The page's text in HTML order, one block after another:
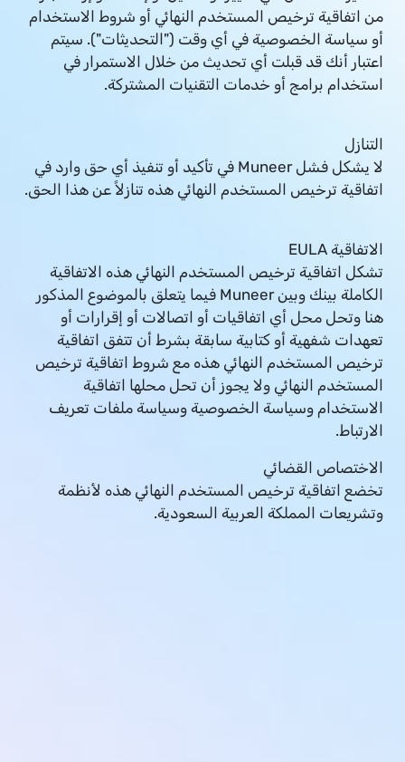
من اتفاقية ترخيص المستخدم النهائي أو شروط الاستخدام
أو سياسة الخصوصية في أي وقت ("التحديثات"). سيتم
اعتبار أنك قد قبلت أي تحديث من خلال الاستمرار في
استخدام برامج أو خدمات التقنيات المشتركة.
التنازل
لا يشكل فشل Muneer في تأكيد أو تنفيذ أي حق وارد في
اتفاقية ترخيص المستخدم النهائي هذه تنازلاً عن هذا الحق.
الاتفاقية EULA
تشكل اتفاقية ترخيص المستخدم النهائي هذه الاتفاقية
الكاملة بينك وبين Muneer فيما يتعلق بالموضوع المذكور
هنا وتحل محل أي اتفاقيات أو اتصالات أو إقرارات أو
تعهدات شفهية أو كتابية سابقة بشرط أن تتفق اتفاقية
ترخيص المستخدم النهائي هذه مع شروط اتفاقية ترخيص
المستخدم النهائي ولا يجوز أن تحل محلها اتفاقية
الاستخدام وسياسة الخصوصية وسياسة ملفات تعريف
الارتباط.
الاختصاص القضائي
تخضع اتفاقية ترخيص المستخدم النهائي هذه لأنظمة
وتشريعات المملكة العربية السعودية.